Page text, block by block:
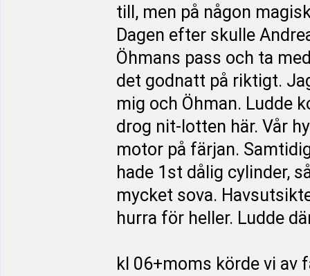
till, men på någon
Dagen efter skulle
Öhmans pass och ta
det godnatt på riktigt.
mig och Öhman. Ludde
drog nit-lotten här. Vår
motor på färjan.
hade 1st dålig cylinder,
mycket sova.
hurra för heller. Ludde
kl 06+moms körde vi av